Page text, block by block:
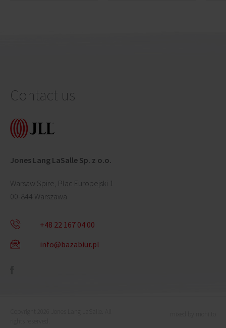
Contact us
Jones Lang LaSalle Sp. z o.o.
Warsaw Spire, Plac Europejski 1
00-844 Warszawa
+48 22 167 04 00
info@bazabiur.pl